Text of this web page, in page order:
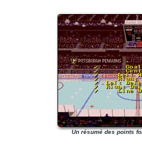
Un résumé des points